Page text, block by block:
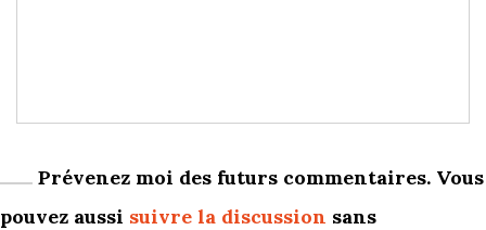
Prévenez moi des futurs commentaires. Vous
pouvez aussi suivre la discussion sans